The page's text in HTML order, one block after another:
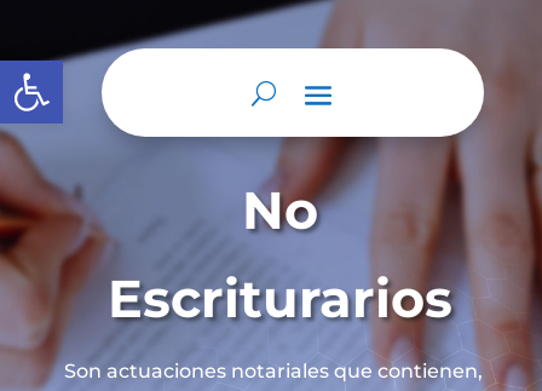
Abrir barra de herramientas
No
Escriturarios
Son actuaciones notariales que contienen,